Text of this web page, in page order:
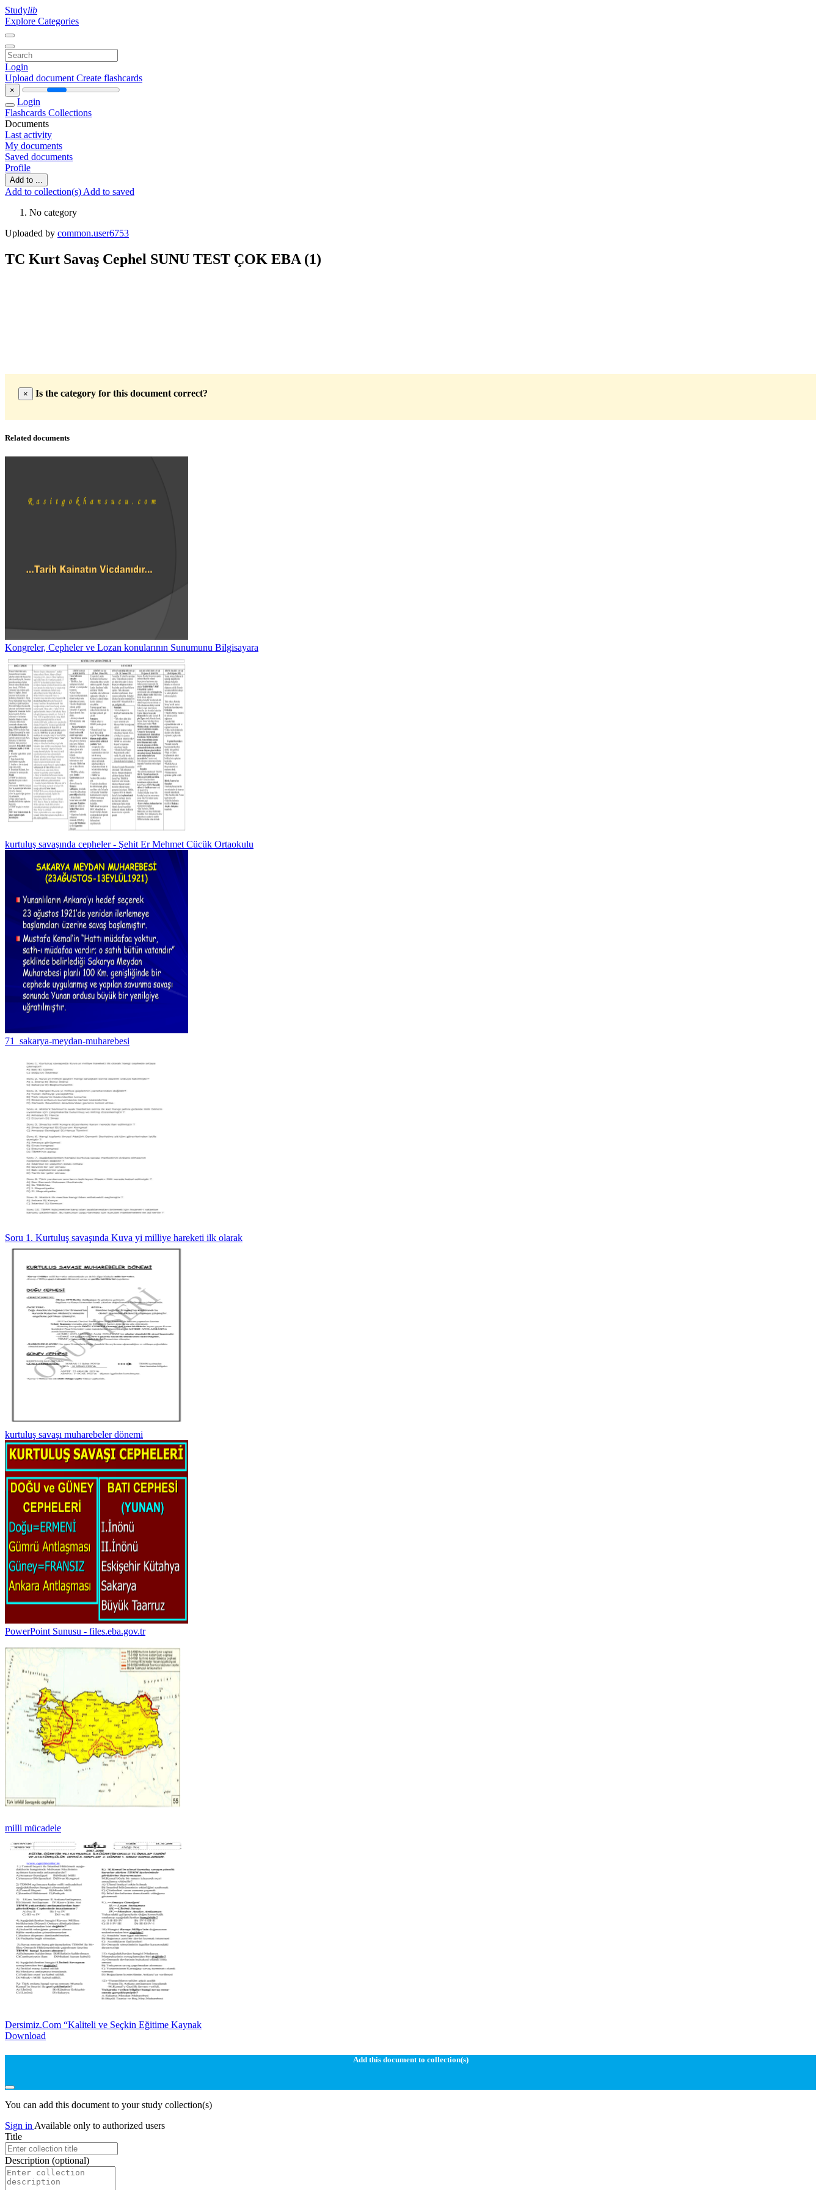
Studylib
Explore Categories
Login
Upload document Create flashcards
×
Login
Flashcards Collections
Documents
Last activity
My documents
Saved documents
Profile
Add to ...
Add to collection(s) Add to saved
No category
Uploaded by common.user6753
TC Kurt Savaş Cephel SUNU TEST ÇOK EBA (1)
× Is the category for this document correct?
Related documents
Kongreler, Cepheler ve Lozan konularının Sunumunu Bilgisayara
kurtuluş savaşında cepheler - Şehit Er Mehmet Cücük Ortaokulu
71_sakarya-meydan-muharebesi
Soru 1. Kurtuluş savaşında Kuva yi milliye hareketi ilk olarak
kurtuluş savaşı muharebeler dönemi
PowerPoint Sunusu - files.eba.gov.tr
milli mücadele
Dersimiz.Com “Kaliteli ve Seçkin Eğitime Kaynak
Download
Add this document to collection(s)
You can add this document to your study collection(s)
Sign in Available only to authorized users
Title
Description (optional)